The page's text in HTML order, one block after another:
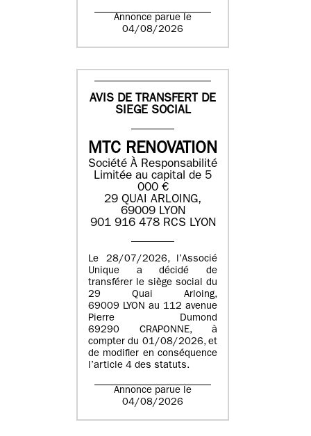
Annonce parue le
04/08/2026
AVIS DE TRANSFERT DE
SIEGE SOCIAL
MTC RENOVATION
Société À Responsabilité
Limitée au capital de 5
000 €
29 QUAI ARLOING,
69009 LYON
901 916 478 RCS LYON
Le 28/07/2026, l’Associé
Unique a décidé de
transférer le siège social du
29 Quai Arloing,
69009 LYON au 112 avenue
Pierre Dumond
69290 CRAPONNE, à
compter du 01/08/2026, et
de modifier en conséquence
l’article 4 des statuts.
Annonce parue le
04/08/2026